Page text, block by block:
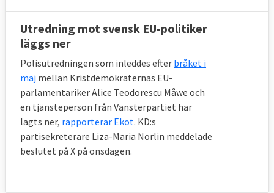
Utredning mot svensk EU-politiker
läggs ner
Polisutredningen som inleddes efter bråket i
maj mellan Kristdemokraternas EU-
parlamentariker Alice Teodorescu Måwe och
en tjänsteperson från Vänsterpartiet har
lagts ner, rapporterar Ekot. KD:s
partisekreterare Liza-Maria Norlin meddelade
beslutet på X på onsdagen.